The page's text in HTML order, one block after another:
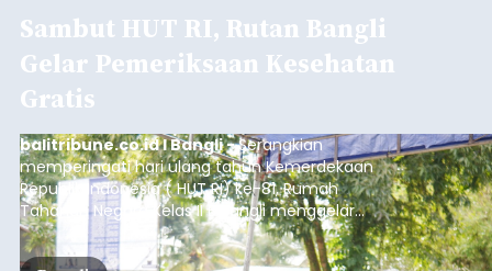
Sambut HUT RI, Rutan Bangli
Gelar Pemeriksaan Kesehatan
Gratis
balitribune.co.id I Bangli -Serangkian
memperingati hari ulang tahun Kemerdekaan
Republik Indonesia ( HUT RI) ke-81, Rumah
Tahanan Negara Kelas II B Bangli menggelar
kegiatan pemeriksaan kesehatan gratis, Rabu
(6/8/2026).